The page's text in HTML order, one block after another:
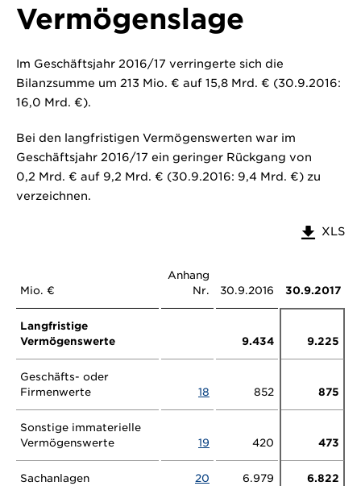
Vermögenslage
Im Geschäftsjahr 2016/17 verringerte sich die
Bilanzsumme um 213 Mio. € auf 15,8 Mrd. € (30.9.2016:
16,0 Mrd. €).
Bei den langfristigen Vermögenswerten war im
Geschäftsjahr 2016/17 ein geringer Rückgang von
0,2 Mrd. € auf 9,2 Mrd. € (30.9.2016: 9,4 Mrd. €) zu
verzeichnen.
XLS
Mio. €
Anhang
Nr.
30.9.2016 30.9.2017
Langfristige
Vermögenswerte
9.434 9.225
Geschäfts- oder
Firmenwerte
18 852 875
Sonstige immaterielle
Vermögenswerte
19 420 473
Sachanlagen 20 6.979 6.822